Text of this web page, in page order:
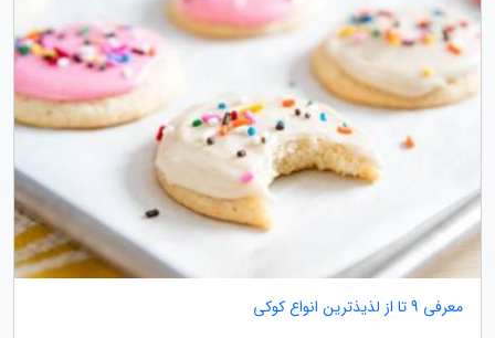
معرفی 9 تا از لذیذترین انواع کوکی